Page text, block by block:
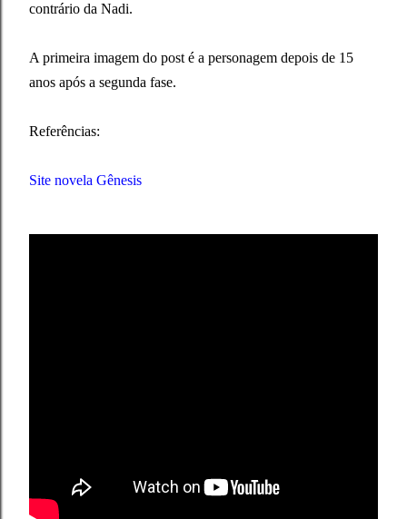
contrário da Nadi.
A primeira imagem do post é a personagem depois de 15
anos após a segunda fase.
Referências:
Site novela Gênesis